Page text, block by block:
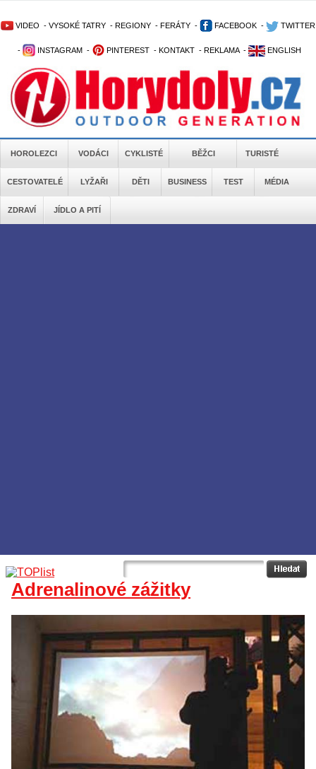
VIDEO - VYSOKÉ TATRY - REGIONY - FERÁTY - FACEBOOK - TWITTER
- INSTAGRAM - PINTEREST - KONTAKT - REKLAMA - ENGLISH
HOROLEZCI VODÁCI CYKLISTÉ BĚŽCI TURISTÉ
CESTOVATELÉ LYŽAŘI DĚTI BUSINESS TEST MÉDIA
ZDRAVÍ JÍDLO A PITÍ
Adrenalinové zážitky